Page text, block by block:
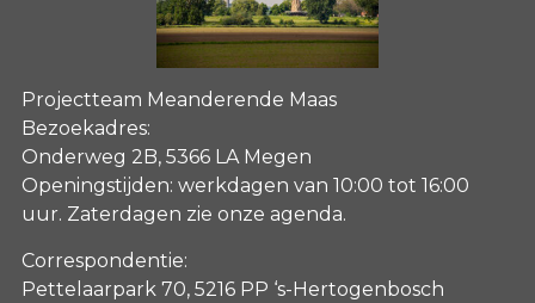
Projectteam Meanderende Maas
Bezoekadres:
Onderweg 2B, 5366 LA Megen
Openingstijden: werkdagen van 10:00 tot 16:00
uur. Zaterdagen zie onze agenda.
Correspondentie:
Pettelaarpark 70, 5216 PP ‘s-Hertogenbosch